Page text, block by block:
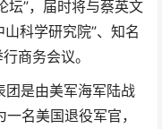
坛”，届时将与蔡英文
科学研究院”、知名
商务会议。
是由美军海军陆战
名美国退役军官，